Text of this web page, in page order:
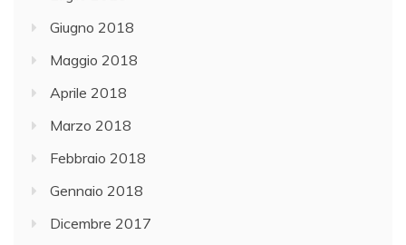
Giugno 2018
Maggio 2018
Aprile 2018
Marzo 2018
Febbraio 2018
Gennaio 2018
Dicembre 2017